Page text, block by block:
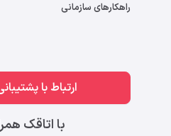
راهکارهای سازمانی
ارتباط با پشتیبانی
با اتاقک